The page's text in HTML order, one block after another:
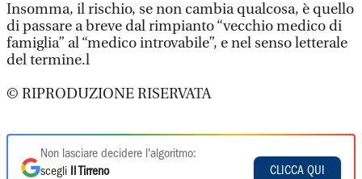
Insomma, il rischio, se non cambia qualcosa, è quello
di passare a breve dal rimpianto “vecchio medico di
famiglia” al “medico introvabile”, e nel senso letterale
del termine.l
© RIPRODUZIONE RISERVATA
Non lasciare decidere l'algoritmo:
scegli
Il Tirreno
CLICCA QUI